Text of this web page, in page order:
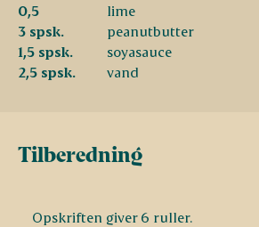
0,5
lime
3 spsk.
peanutbutter
1,5 spsk.
soyasauce
2,5 spsk.
vand
Tilberedning
Opskriften giver 6 ruller.